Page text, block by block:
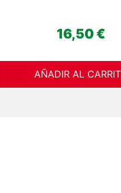
16,50€
AÑADIR AL